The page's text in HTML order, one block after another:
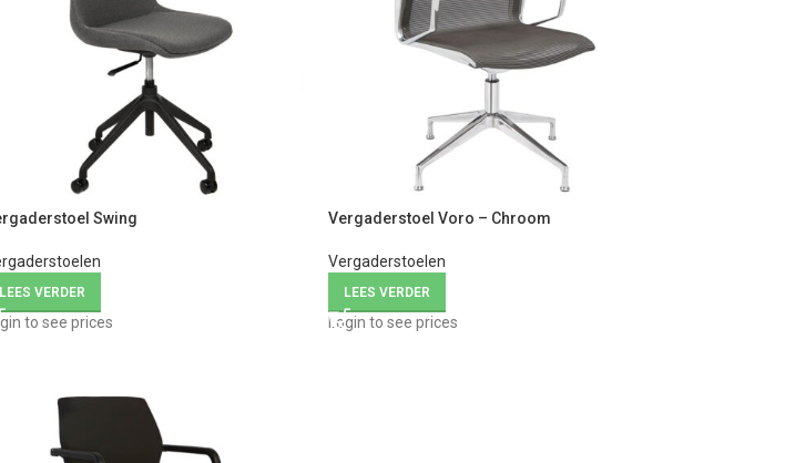
Swing
LEES VERDER
to see prices
Vergaderstoel Voro – Chroom
Vergaderstoelen
LEES VERDER
Login to see prices